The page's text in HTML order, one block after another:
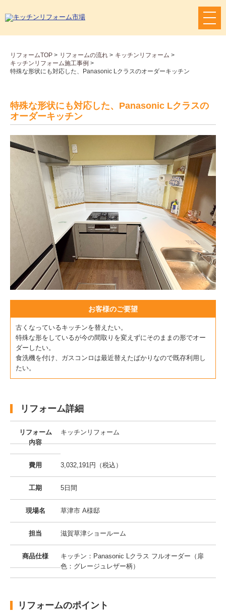
メ
ニ
リフォームTOP > リフォームの流れ > キッチンリフォーム >
キッチンリフォーム施工事例 >
特殊な形状にも対応した、Panasonic Lクラスのオーダーキッチン
特殊な形状にも対応した、Panasonic Lクラスの
オーダーキッチン
お客様のご要望
古くなっているキッチンを替えたい。
特殊な形をしているが今の間取りを変えずにそのままの形でオー
ダーしたい。
食洗機を付け、ガスコンロは最近替えたばかりなので既存利用し
たい。
リフォーム詳細
リフォーム
内容
キッチンリフォーム
費用 3,032,191円（税込）
工期 5日間
現場名 草津市 A様邸
担当 滋賀草津ショールーム
商品仕様
キッチン：Panasonic Lクラス フルオーダー（扉
色：グレージュレザー柄）
リフォームのポイント